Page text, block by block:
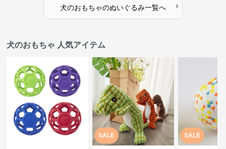
犬のおもちゃのぬいぐるみ一覧へ ›
犬のおもちゃ 人気アイテム
SALE SALE